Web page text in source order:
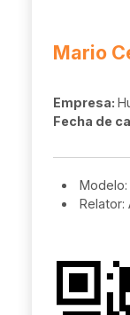
Mario
Empresa:
Fecha de
Modelo:
Relator: